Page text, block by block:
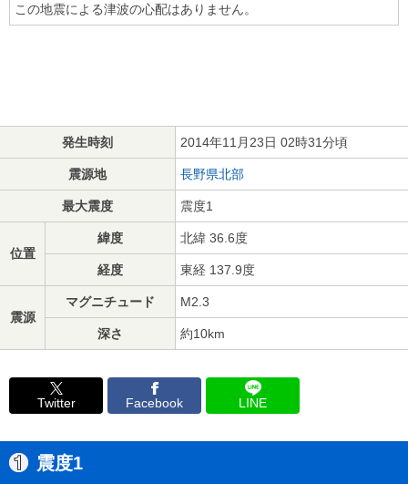
この地震による津波の心配はありません。
発生時刻 2014年11月23日 02時31分頃
震源地 長野県北部
最大震度 震度1
位置
緯度 北緯 36.6度
経度 東経 137.9度
震源
マグニチュード M2.3
深さ 約10km
Twitter Facebook LINE
震度1